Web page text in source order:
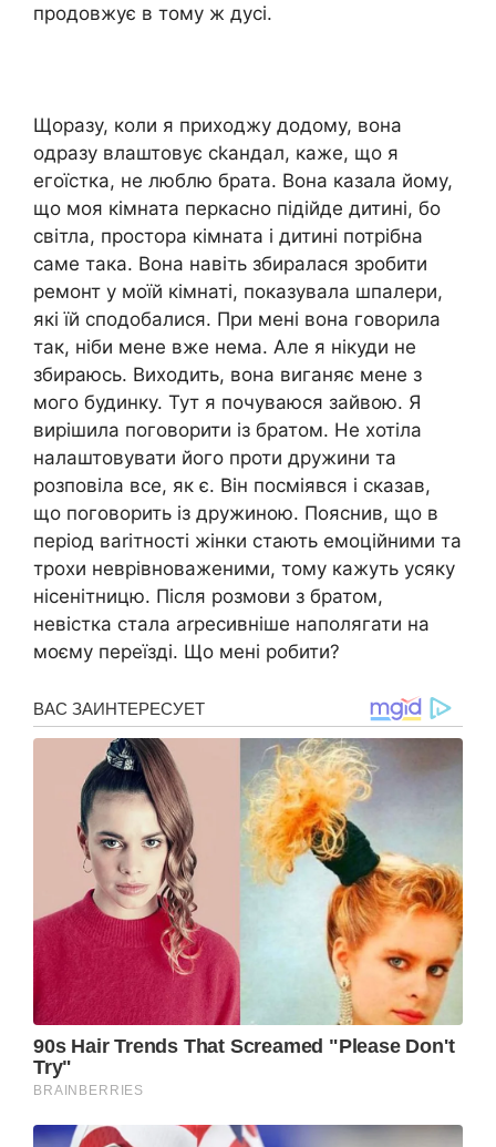
продовжує в тому ж дусі.
Щоразу, коли я приходжу додому, вона
одразу влаштовує сkандал, каже, що я
егоїстка, не люблю брата. Вона казала йому,
що моя кімната перкасно підійде дитині, бо
світла, простора кімната і дитині потрібна
саме така. Вона навіть збиралася зробити
ремонт у моїй кімнаті, показувала шпалери,
які їй сподобалися. При мені вона говорила
так, ніби мене вже нема. Але я нікуди не
збираюсь. Виходить, вона виганяє мене з
мого будинку. Тут я почуваюся зайвою. Я
вирішила поговорити із братом. Не хотіла
налаштовувати його проти дружини та
розповіла все, як є. Він посміявся і сказав,
що поговорить із дружиною. Пояснив, що в
період ваrітності жінки стають емоційними та
трохи неврівноваженими, тому кажуть усяку
нісенітницю. Після розмови з братом,
невістка стала аrресивніше наполягати на
моєму переїзді. Що мені робити?